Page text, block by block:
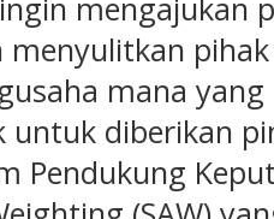
menyulitkan
mana
untuk diberikan
Pendukung